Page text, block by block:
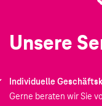
Unsere
Individuelle
Gerne beraten wir Sie